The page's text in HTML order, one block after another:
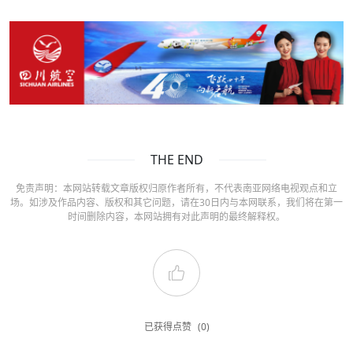
THE END
免责声明：本网站转载文章版权归原作者所有，不代表南亚网络电视观点和立
场。如涉及作品内容、版权和其它问题，请在30日内与本网联系，我们将在第一
时间删除内容，本网站拥有对此声明的最终解释权。
已获得点赞 (0)